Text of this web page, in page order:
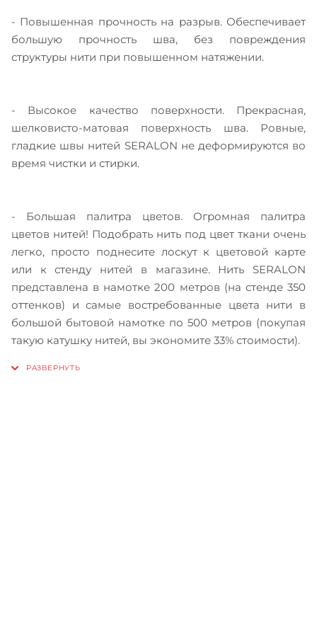
- Повышенная прочность на разрыв. Обеспечивает
большую прочность шва, без повреждения
структуры нити при повышенном натяжении.
- Высокое качество поверхности. Прекрасная,
шелковисто-матовая поверхность шва. Ровные,
гладкие швы нитей SERALON не деформируются во
время чистки и стирки.
- Большая палитра цветов. Огромная палитра
цветов нитей! Подобрать нить под цвет ткани очень
легко, просто поднесите лоскут к цветовой карте
или к стенду нитей в магазине. Нить SERALON
представлена в намотке 200 метров (на стенде 350
оттенков) и самые востребованные цвета нити в
большой бытовой намотке по 500 метров (покупая
такую катушку нитей, вы экономите 33% стоимости).